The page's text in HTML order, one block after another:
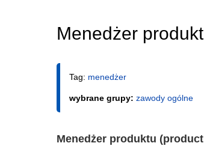
Menedżer
Tag: menedżer
wybrane grupy: zawody ogólne
Menedżer produktu